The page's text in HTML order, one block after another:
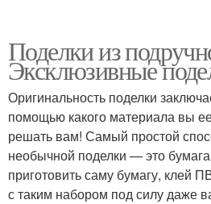
Поделки из бумаги
Поделки из природного
материала
Поделки из
Эксклюзивные
Оригинальность поделки
помощью какого материала вы
решать вам! Самый простой
необычной поделки — это
приготовить саму бумагу, клей
с таким набором под силу даже